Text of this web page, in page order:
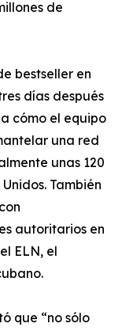
de
bestseller en
días después
cómo el equipo
una red
unas 120
También
autoritarios en
ELN, el
que “no sólo